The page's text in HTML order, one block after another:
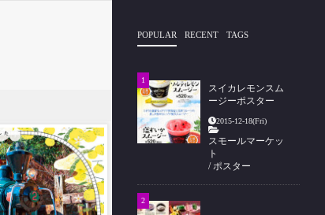
POPULAR RECENT TAGS
スイカレモンスム
ージーポスター
2015-12-18(Fri)
スモールマーケッ
ト
/ポスター